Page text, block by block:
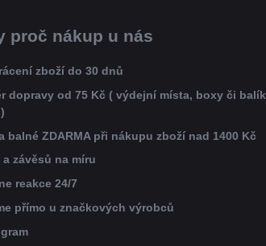
proč nákup u nás
zboží do 30 dnů
dopravy od 75 Kč ( výdejní místa, boxy či balík
balné ZDARMA při nákupu zboží nad 1400 Kč
závěsů na míru
reakce 24/7
přímo u značkových výrobců